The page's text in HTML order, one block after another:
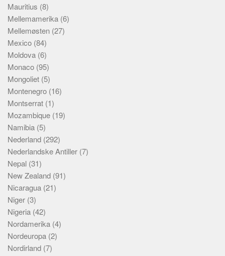
Mauritius (8)
Mellemamerika (6)
Mellemøsten (27)
Mexico (84)
Moldova (6)
Monaco (95)
Mongoliet (5)
Montenegro (16)
Montserrat (1)
Mozambique (19)
Namibia (5)
Nederland (292)
Nederlandske Antiller (7)
Nepal (31)
New Zealand (91)
Nicaragua (21)
Niger (3)
Nigeria (42)
Nordamerika (4)
Nordeuropa (2)
Nordirland (7)